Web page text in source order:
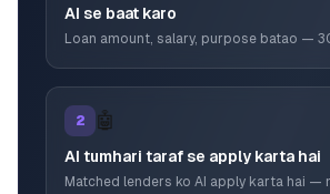
AI se baat karo
Loan amount, salary, purpose batao —
2 🤖
AI tumhari taraf se apply karta hai
Matched lenders ko AI apply karta hai —